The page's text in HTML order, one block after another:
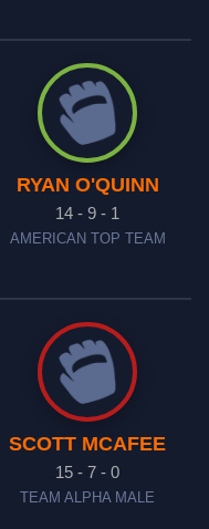
RYAN O'QUINN
14 - 9 - 1
AMERICAN TOP TEAM
SCOTT MCAFEE
15 - 7 - 0
TEAM ALPHA MALE